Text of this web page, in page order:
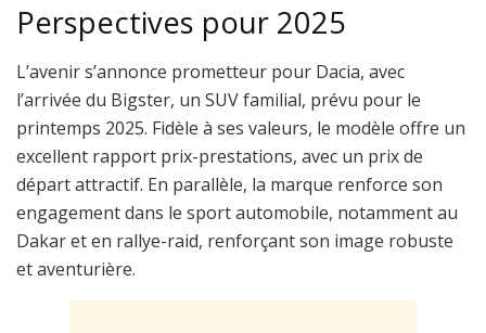
Perspectives pour 2025
L’avenir s’annonce prometteur pour Dacia, avec
l’arrivée du Bigster, un SUV familial, prévu pour le
printemps 2025. Fidèle à ses valeurs, le modèle offre un
excellent rapport prix-prestations, avec un prix de
départ attractif. En parallèle, la marque renforce son
engagement dans le sport automobile, notamment au
Dakar et en rallye-raid, renforçant son image robuste
et aventurière.